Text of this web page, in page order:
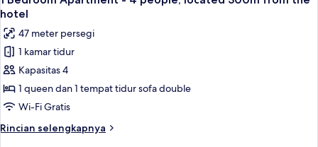
1
located
300m
from
the
hotel
semua
foto
untuk
Bedroom
Apartment
-
4
people,
hotel
47 meter persegi
1 kamar tidur
Kapasitas 4
1 queen dan 1 tempat tidur sofa double
Wi-Fi Gratis
Rincian selengkapnya
Rincian